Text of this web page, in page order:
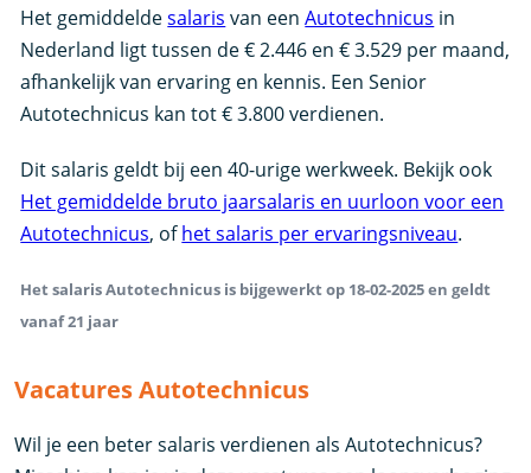
Het gemiddeldesalaris van eenAutotechnicus in
Nederland ligt tussen de € 2.446 en € 3.529 per maand,
afhankelijk van ervaring en kennis. Een Senior
Autotechnicus kan tot € 3.800 verdienen.
Dit salaris geldt bij een 40-urige werkweek. Bekijk ook
Het gemiddelde bruto jaarsalaris en uurloon voor een
Autotechnicus, ofhet salaris per ervaringsniveau.
Het salaris Autotechnicus is bijgewerkt op 18-02-2025 en geldt
vanaf 21 jaar
Vacatures Autotechnicus
Wil je een beter salaris verdienen als Autotechnicus?